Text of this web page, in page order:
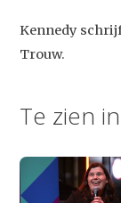
Kennedy
Trouw.
Te zien in